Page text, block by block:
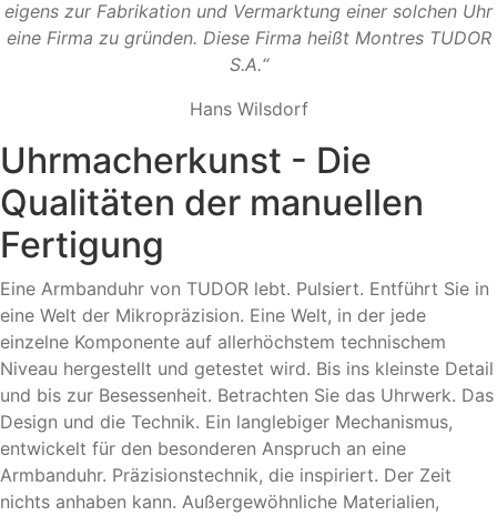
eigens zur Fabrikation und Vermarktung einer solchen Uhr
eine Firma zu gründen. Diese Firma heißt Montres TUDOR
S.A.“
Hans Wilsdorf
Uhrmacherkunst - Die
Qualitäten der manuellen
Fertigung
Eine Armbanduhr von TUDOR lebt. Pulsiert. Entführt Sie in
eine Welt der Mikropräzision. Eine Welt, in der jede
einzelne Komponente auf allerhöchstem technischem
Niveau hergestellt und getestet wird. Bis ins kleinste Detail
und bis zur Besessenheit. Betrachten Sie das Uhrwerk. Das
Design und die Technik. Ein langlebiger Mechanismus,
entwickelt für den besonderen Anspruch an eine
Armbanduhr. Präzisionstechnik, die inspiriert. Der Zeit
nichts anhaben kann. Außergewöhnliche Materialien,